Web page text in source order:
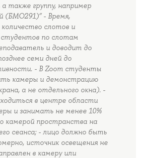
также группу, например
(БМО291)” - Время,
слотов и
студентов по слотам
и доводит до
семи дней до
- В Zoom студенты
камеры и демонстрацию
а не отдельного окна). -
в центре области
и занимать не менее 10%
камерой пространства на
сеанса; - лицо должно быть
источник освещения не
в камеру или